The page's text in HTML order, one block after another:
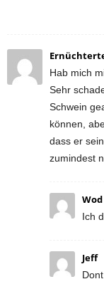
Hab mich
Sehr
Schwein
können,
dass er
zumindest
Wod
Ich
Jeff